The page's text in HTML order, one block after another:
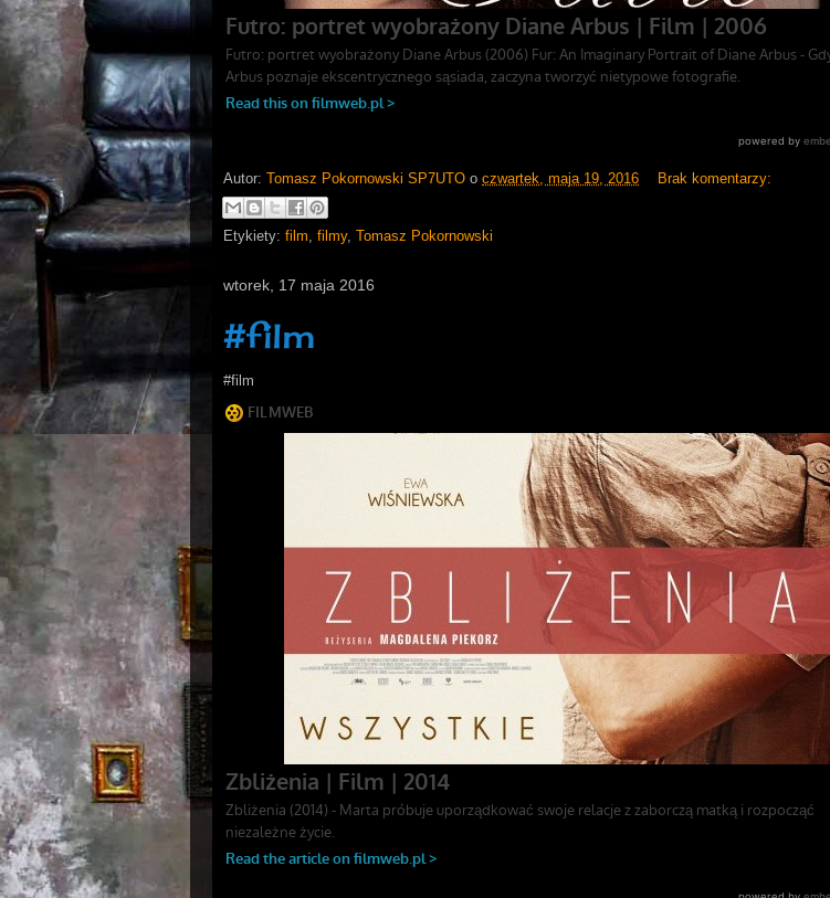
Autor: Tomasz Pokornowski SP7UTO o czwartek, maja 19, 2016 Brak komentarzy:
Etykiety: film, filmy, Tomasz Pokornowski
wtorek, 17 maja 2016
#film
#film